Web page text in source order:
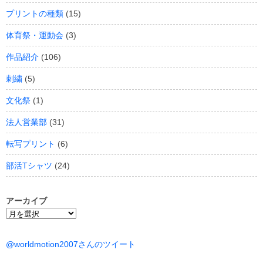
プリントの種類 (15)
体育祭・運動会 (3)
作品紹介 (106)
刺繍 (5)
文化祭 (1)
法人営業部 (31)
転写プリント (6)
部活Tシャツ (24)
アーカイブ
ア
@worldmotion2007さんのツイート